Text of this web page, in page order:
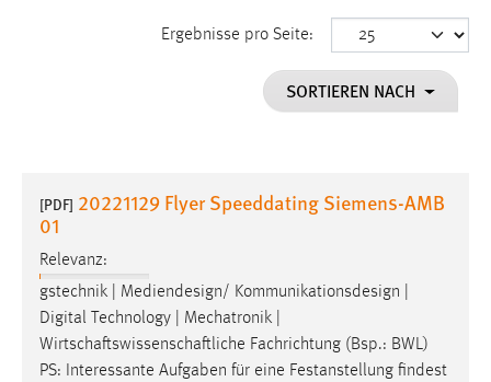
Ergebnisse pro Seite:
SORTIEREN NACH
[PDF] 20221129 Flyer Speeddating Siemens-AMB
01
Relevanz:
gstechnik | Mediendesign/ Kommunikationsdesign |
Digital Technology | Mechatronik |
Wirtschaftswissenschaftliche Fachrichtung (Bsp.: BWL)
PS: Interessante Aufgaben für eine Festanstellung findest
cookie_consent
Dieser Cookie speichert die ausgewählten Einverständnis-
Name:
staticfilecache
Zweck:
Für performante Seitenauslieferung wird in diesem Cookie